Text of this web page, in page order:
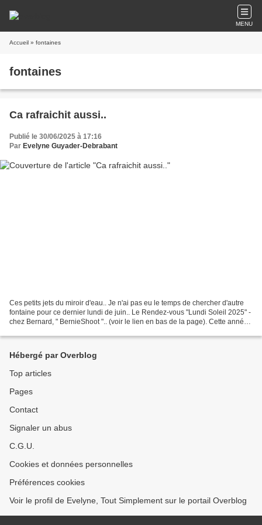
MENU
Accueil » fontaines
fontaines
Ca rafraichit aussi..
Publié le 30/06/2025 à 17:16
Par Evelyne Guyader-Debrabant
Ces petits jets du miroir d'eau.. Je n'ai pas eu le temps de chercher d'autre
fontaine pour ce dernier lundi de juin.. Le Rendez-vous "Lundi Soleil 2025" -
chez Bernard, " BernieShoot ".. (voir le lien en bas de la page). Cette année,
Hébergé par Overblog
Top articles
Pages
Contact
Signaler un abus
C.G.U.
Cookies et données personnelles
Préférences cookies
Voir le profil de Evelyne, Tout Simplement sur le portail Overblog